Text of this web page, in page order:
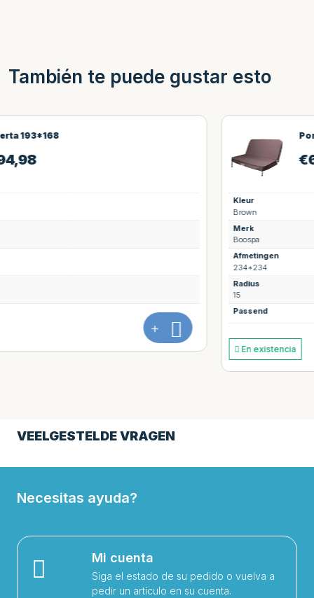
También te puede gustar esto
En existencia +
VEELGESTELDE VRAGEN
Necesitas ayuda?
Mi cuenta
Siga el estado de su pedido o vuelva a
pedir un artículo en su cuenta.